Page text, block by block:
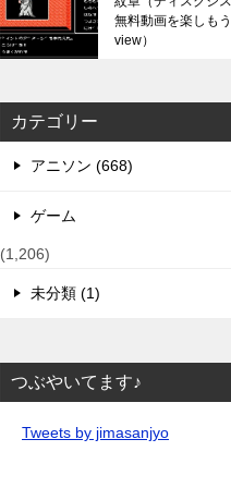
無料動画を楽しも
view）
カテゴリー
アニソン (668)
ゲーム
(1,206)
未分類 (1)
つぶやいてます♪
Tweets by jimasanjyo